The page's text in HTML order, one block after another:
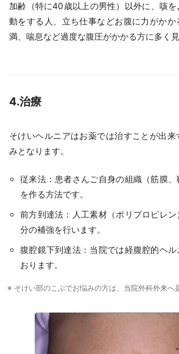
加齢（特に40歳以上の男性）以外に、咳
動をする人、立ち仕事などお腹に力がか
満、喘息など過度な腹圧がかかる方に多く見
4.治療
そけいヘルニアはお薬では治すことが出
みとなります。
従来法：患者さんご自身の組織（筋膜
を作る方法です。
前方到達法：人工素材（ポリプロピレ
分の補強を行います。
腹腔鏡下到達法：当院では経腹腔的ヘ
おります。
※ そけい部のこぶでお悩みの方は、当院外科外来へ